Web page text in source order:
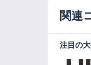
関連
注目の